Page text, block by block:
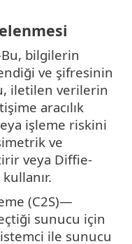
bilgilerin
ve şifresinin
iletilen verilerin
aracılık
işleme riskini
ve
veya Diffie-
(C2S)—
sunucu için
ile sunucu